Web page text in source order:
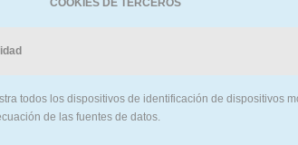
COOKIES DE TERCEROS
todos los dispositivos de identificación de dispositivos
de las fuentes de datos.